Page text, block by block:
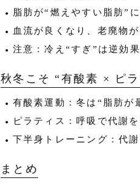
脂肪が“燃えやすい脂肪”
血流が良くなり、老廃物
注意：冷え“すぎ”は逆効果
秋冬こそ “有酸素 × ピ
有酸素運動：冬は“脂肪が
ピラティス：呼吸で代謝
下半身トレーニング：代
まとめ